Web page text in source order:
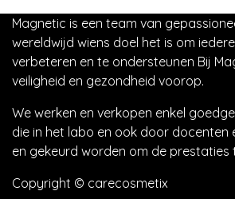
Magnetic is een team van
wereldwijd wiens doel het is om
verbeteren en te ondersteunen Bij
veiligheid en gezondheid voorop.
We werken en verkopen enkel
die in het labo en ook door docenten
en gekeurd worden om de prestaties
Copyright © carecosmetix